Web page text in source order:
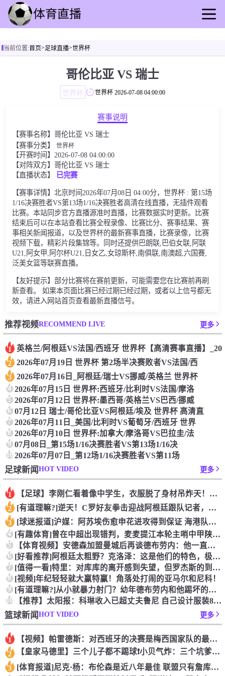
足球直播
其他转播
当前位置:首页>足球直播>世界杯
哥伦比亚 VS 瑞士
世界杯 世界杯 2026-07-08 04:00:00
赛事说明
【赛事名称】哥伦比亚 VS 瑞士
【赛事分类】 世界杯
【开赛时间】2026-07-08 04:00:00
【对阵双方】哥伦比亚 VS 瑞士
【直播状态】
已完赛
【赛事详情】北京时间2026年07月08日 04:00分，世界杯 : 第15场
1/16决赛胜者VS第13场1/16决赛胜者高清在线直播，无插件观看
比赛。本站同步官方直播源准时直播，比赛数据实时更新。比赛
结束后可以在本站查看比赛全程录像、比赛比分、赛事结果、赛
事相关新闻报道，以及世界杯的最新赛事直播，比赛录像，比赛
视频下载，精彩片段集锦等。同时还提供巴朗联,巴伯女联,阿联
U21,阿女甲,阿尔杯U21,日女乙,女琼斯杯,南俱联,南澳超,六国賽,
泛美女篮等联赛直播。
【友好提示】部分比赛将在赛前更新，可能需要您在比赛前再刷
新查看。 如果本页面比赛已经过期已经过期，或者以上信号都无
效，请进入网站首页查看最新直播信号。
推荐视频RECOMMEND LIVE 更多
1 英格兰/阿根廷VS法国/西班牙 世界杯【高清赛事直播】_20
2 2026年07月19日 世界杯 第2场半决赛败者VS法国/西
3 2026年07月16日_阿根廷/瑞士VS挪威/英格兰 世界杯
4 2026年07月15日 世界杯:西班牙/比利时VS法国/摩洛
5 2026年07月12日 世界杯:墨西哥/英格兰VS巴西/挪威
6 07月12日 瑞士/哥伦比亚VS阿根廷/埃及 世界杯 高清直
7 2026年07月11日_美国/比利时VS葡萄牙/西班牙 世界
8 2026年07月10日 世界杯:加拿大/摩洛哥VS巴拉圭/法
9 07月08日_第15场1/16决赛胜者VS第13场1/16决
102026年07月07日_第12场1/16决赛胜者VS第11场
足球新闻HOT VIDEO 更多
1 【足球】李刚仁看着像中学生，衣服脱了身材吊炸天！怪不得对抗上
2 [有道理嘛?]逆天！C罗好友拳击迎战阿根廷跟队记者，C罗好友
3 [球迷报道]沪媒：阿苏埃伤愈申花进攻得到保证 海港队基本没有
4 [有趣体育]曾在中超出现错判，麦麦提江本轮主哨中甲陕西联合v
5 【体育视频】安德森加盟曼城后再谈德布劳内：他一直是我非常仰慕
6 [好看推荐]阿根廷太粗野？克洛泽：这是他们的特色，极其强调对
7 [值得一看]特里：对库库的离开感到失望，但罗杰斯的到来又让我
8 [视频]年纪轻轻就大赢特赢！角落处打闹的亚马尔和尼科！
9 [有道理嘛?]从小就暴力射门？幼年德布劳内和他踢坏的树篱！
10 【推荐】太阳报：科琳收入已超丈夫鲁尼 自己设计服装8岁儿子当
篮球新闻HOT VIDEO 更多
1 【视频】帕雷德斯：对西班牙的决赛是梅西国家队的最后一场比赛
2 【皇家马德里】三个儿子都不踢球❗️小贝气炸：三个坑爹货，只能
3 [体育报道]尼克·杨：布伦森是近八年最佳 联盟只有詹库杜能媲